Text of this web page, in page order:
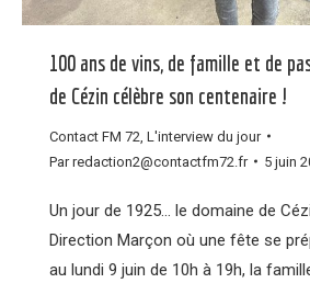
100 ans de vins, de famille et de
de Cézin célèbre son centenaire !
Contact FM 72 L'interview du jour
Parredaction2@contactfm72.fr 5 juin
Un jour de 1925… le domaine de
Direction Marçon où une fête se
au lundi 9 juin de 10h à 19h, la